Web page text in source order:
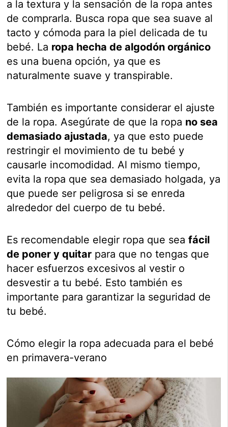
a la textura y la sensación de la ropa antes
de comprarla. Busca ropa que sea suave al
tacto y cómoda para la piel delicada de tu
bebé. La ropa hecha de algodón orgánico
es una buena opción, ya que es
naturalmente suave y transpirable.
También es importante considerar el ajuste
de la ropa. Asegúrate de que la ropa no sea
demasiado ajustada, ya que esto puede
restringir el movimiento de tu bebé y
causarle incomodidad. Al mismo tiempo,
evita la ropa que sea demasiado holgada, ya
que puede ser peligrosa si se enreda
alrededor del cuerpo de tu bebé.
Es recomendable elegir ropa que seafácil
de poner y quitar para que no tengas que
hacer esfuerzos excesivos al vestir o
desvestir a tu bebé. Esto también es
importante para garantizar la seguridad de
tu bebé.
Cómo elegir la ropa adecuada para el bebé
en primavera-verano